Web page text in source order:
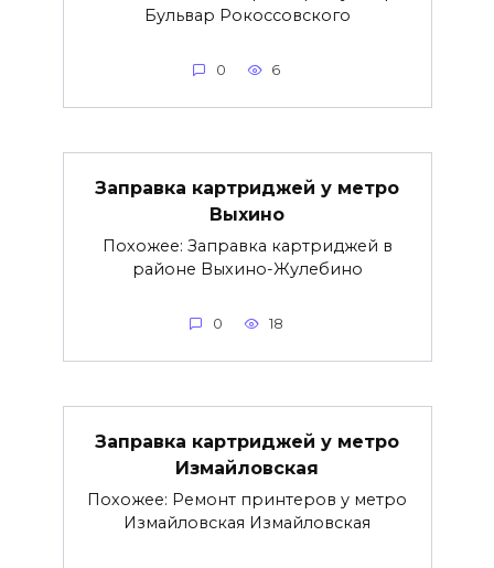
Бульвар Рокоссовского
0 6
Заправка картриджей у метро
Выхино
Похожее: Заправка картриджей в
районе Выхино-Жулебино
0 18
Заправка картриджей у метро
Измайловская
Похожее: Ремонт принтеров у метро
Измайловская Измайловская